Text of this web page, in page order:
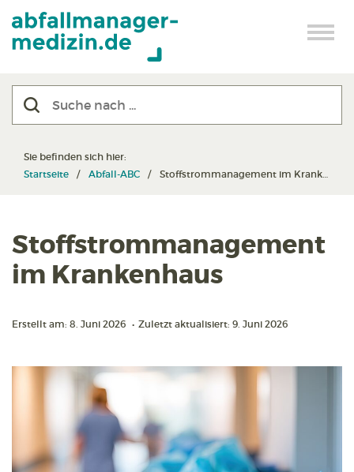
Sie befinden sich hier:
Startseite
Abfall-ABC Stoff­strom­management im Krankenhaus
Stoff­strom­management
im Krankenhaus
Erstellt am: 8. Juni 2026 • Zuletzt aktualisiert: 9. Juni 2026